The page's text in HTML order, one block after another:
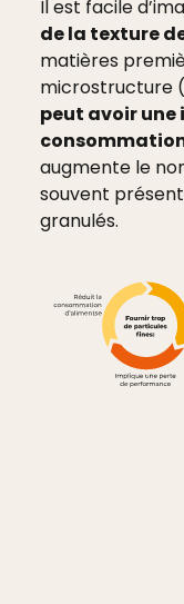
Il est facile
de la texture
matières
microstructure
peut avoir une
augmente le
souvent
granulés.